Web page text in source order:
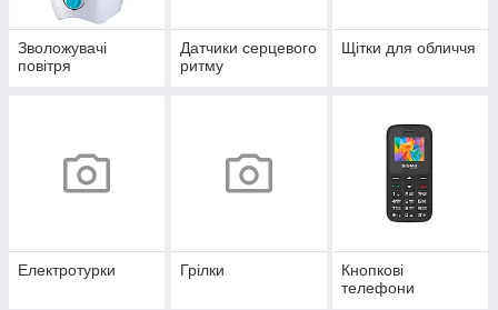
Зволожувачі
повітря
Датчики серцевого
ритму
Щітки для обличчя
Електротурки Грілки
Кнопкові
телефони